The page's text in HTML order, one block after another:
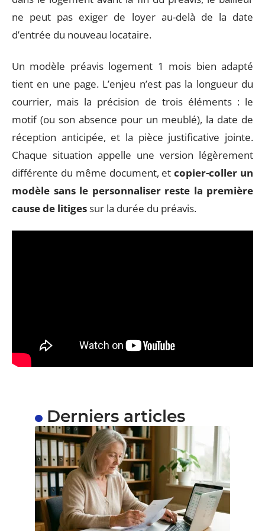
ne peut pas exiger de loyer au-delà de la date
d’entrée du nouveau locataire.
Un modèle préavis logement 1 mois bien adapté
tient en une page. L’enjeu n’est pas la longueur du
courrier, mais la précision de trois éléments : le
motif (ou son absence pour un meublé), la date de
réception anticipée, et la pièce justificative jointe.
Chaque situation appelle une version légèrement
différente du même document, etcopier-coller un
modèle sans le personnaliser reste la première
cause de litigessur la durée du préavis.
Derniers articles